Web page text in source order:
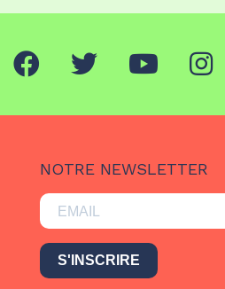
NOTRE NEWSLETTER
S'INSCRIRE